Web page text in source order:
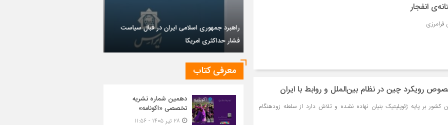
انفجار
فرامرزی
رویکرد چین در نظام بین‌الملل و روابط با ایران
بر پایه ژئوپلیتیک بنیان نهاده نشده و تلاش دارد از سلطه زودهنگام
راهبرد جمهوری اسلامی ایران در قبال سیاست
چشم‌انداز روابط ایران و روسیه در جهان پساکرونا
معرفی کتاب
دهمین شماره نشریه
تخصصی «اکونامه»